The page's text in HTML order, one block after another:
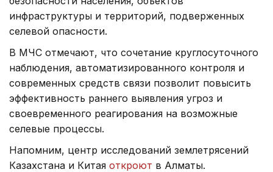
инфраструктуры и территорий, подверженных
селевой опасности.
В МЧС отмечают, что сочетание круглосуточного
наблюдения, автоматизированного контроля и
современных средств связи позволит повысить
эффективность раннего выявления угроз и
своевременного реагирования на возможные
селевые процессы.
Напомним, центр исследований землетрясений
Казахстана и Китая откроют в Алматы.